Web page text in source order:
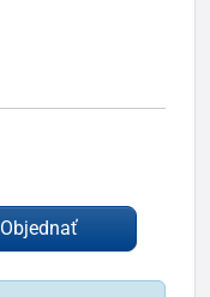
Objednať